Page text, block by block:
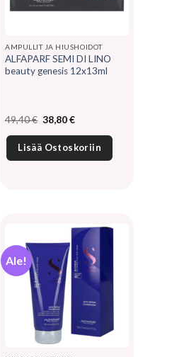
AMPULLIT JA HIUSHOIDOT
ALFAPARF SEMI DI LINO
beauty genesis 12x13ml
49,40€ Alkuperäinen
hinta
oli:
49,40 €.
38,80€Nykyinen
on:
38,80 €.
Lisää Ostoskoriin
Ale!